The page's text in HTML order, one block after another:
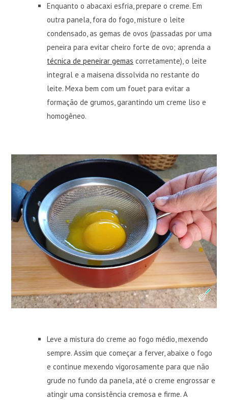
Enquanto o abacaxi esfria, prepare o creme. Em
outra panela, fora do fogo, misture o leite
condensado, as gemas de ovos (passadas por uma
peneira para evitar cheiro forte de ovo; aprenda a
técnica de peneirar gemas corretamente), o leite
integral e a maisena dissolvida no restante do
leite. Mexa bem com um fouet para evitar a
formação de grumos, garantindo um creme liso e
homogêneo.
Leve a mistura do creme ao fogo médio, mexendo
sempre. Assim que começar a ferver, abaixe o fogo
e continue mexendo vigorosamente para que não
grude no fundo da panela, até o creme engrossar e
atingir uma consistência cremosa e firme. A